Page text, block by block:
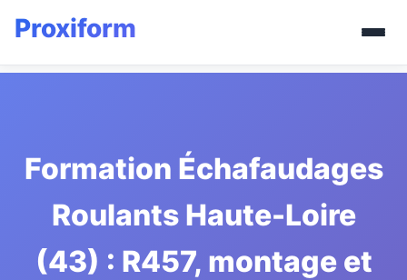
Formation Échafaudages
Roulants Haute-Loire
(43) : R457, montage et